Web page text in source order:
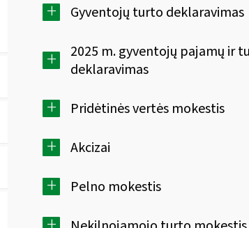
+ Gyventojų turto deklaravimas
+
2025 m. gyventojų pajamų ir
deklaravimas
+ Pridėtinės vertės mokestis
+ Akcizai
+ Pelno mokestis